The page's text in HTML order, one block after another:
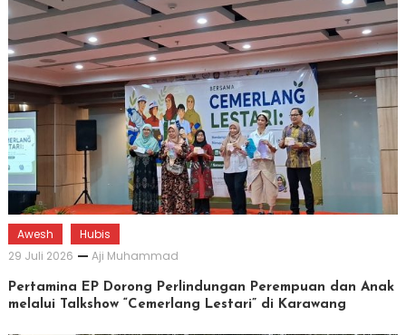
Awesh
Hubis
29 Juli 2026
Aji Muhammad
Pertamina EP Dorong Perlindungan Perempuan dan Anak
melalui Talkshow “Cemerlang Lestari” di Karawang